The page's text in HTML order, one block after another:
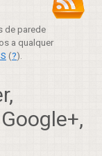
de parede
a qualquer
(?).